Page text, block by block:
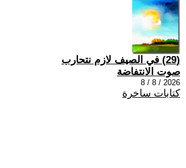
(29) في الصيف لازم نتحارب
صوت الانتفاضة
2026 / 8 / 8
كتابات ساخرة